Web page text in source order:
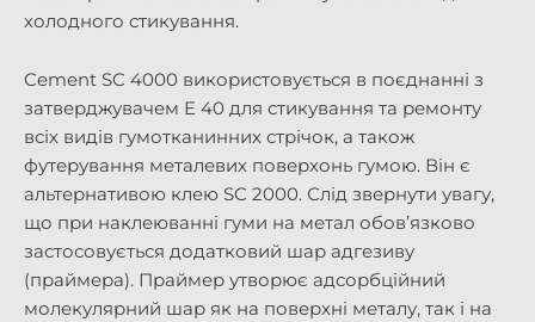
холодного стикування.
Cement SC 4000 використовується в поєднанні з
затверджувачем E 40 для стикування та ремонту
всіх видів гумотканинних стрічок, а також
футерування металевих поверхонь гумою. Він є
альтернативою клею SC 2000. Слід звернути увагу,
що при наклеюванні гуми на метал обов’язково
застосовується додатковий шар адгезиву
(праймера). Праймер утворює адсорбційний
молекулярний шар як на поверхні металу, так і на